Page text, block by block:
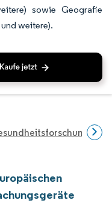
sowie Geografie
weitere).